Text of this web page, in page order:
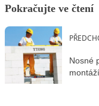
Pokračujte ve čtení
Nosné